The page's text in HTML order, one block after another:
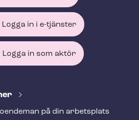
Logga in i e-tjänster
Logga in som aktör
på din arbetsplats